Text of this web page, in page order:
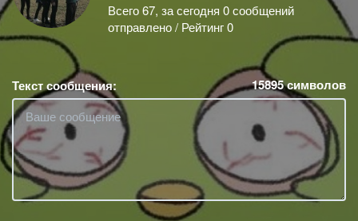
Всего 67, за сегодня 0 сообщений
отправлено / Рейтинг 0
Текст сообщения: 15895символов